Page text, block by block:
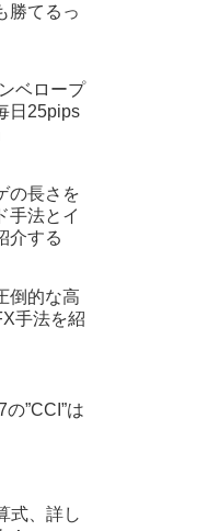
勝てるっ
ベロープ
日25pips
の長さを
手法とイ
介する
倒的な高
手法を紹
の”CCI”は
式、詳し